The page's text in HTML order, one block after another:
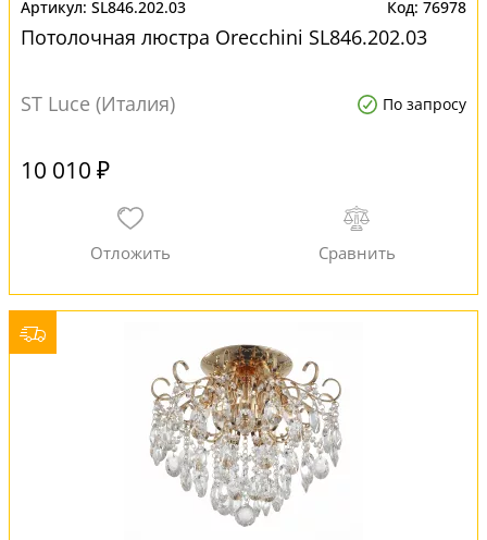
SL846.202.03 76978
Потолочная люстра Orecchini SL846.202.03
ST Luce (Италия) По запросу
10 010 ₽